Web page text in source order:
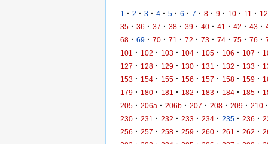
1 · 2 · 3 · 4 · 5 · 6 · 7 · 8 · 9 · 10 · 11 · 12
35 · 36 · 37 · 38 · 39 · 40 · 41 · 42 · 43 ·
68 · 69 · 70 · 71 · 72 · 73 · 74 · 75 · 76 ·
101
· 102 · 103 · 104 · 105 · 106 · 107 ·
127 · 128 · 129 · 130 · 131 · 132 · 133 ·
153 · 154 · 155 · 156 · 157 · 158 · 159 ·
179 · 180 · 181 · 182 · 183 · 184 · 185 ·
205 · 206a · 206b · 207 · 208 · 209 · 210 ·
230 · 231 · 232 · 233 · 234 · 235 · 236 ·
256 · 257 · 258 · 259 · 260 · 261 · 262 ·